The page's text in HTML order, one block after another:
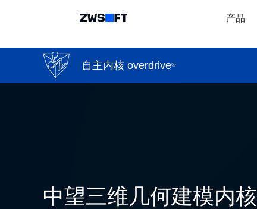
产品
自主内核 overdrive®
中望三维几何建模内核